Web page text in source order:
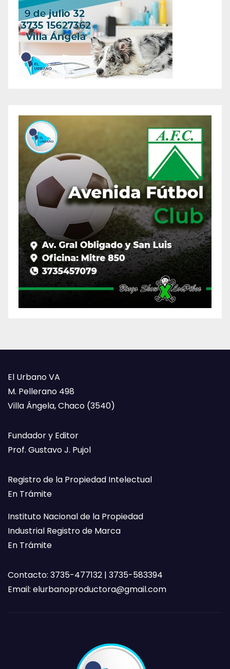
El Urbano VA
M. Pellerano 498
Villa Ángela, Chaco (3540)
Fundador y Editor
Prof. Gustavo J. Pujol
Registro de la Propiedad Intelectual
En Trámite
Instituto Nacional de la Propiedad
Industrial Registro de Marca
En Trámite
Contacto: 3735-477132 | 3735-583394
Email: elurbanoproductora@gmail.com